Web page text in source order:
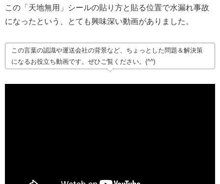
この「天地無用」シールの貼り方と貼る位置で水漏れ事故
になったという、とても興味深い動画がありました。
この言葉の認識や運送会社の背景など、ちょっとした問題＆解決策
になるお役立ち動画です。ぜひご覧ください。(^^)